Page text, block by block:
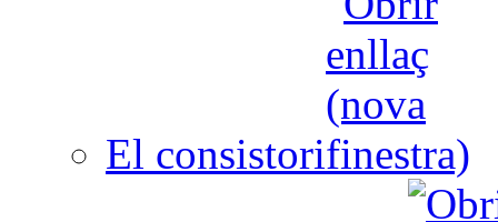
El consistori